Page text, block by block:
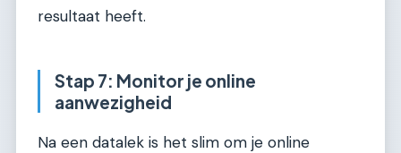
resultaat heeft.
Stap 7: Monitor je online
aanwezigheid
Na een datalek is het slim om je online